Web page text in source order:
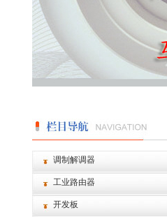
调制解调器
工业路由器
开发板